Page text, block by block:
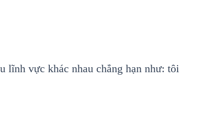
lĩnh vực khác nhau chẳng hạn như: tôi